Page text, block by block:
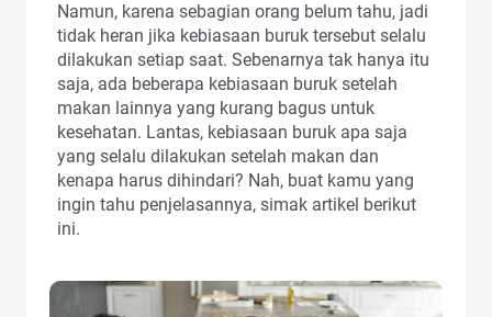
Namun, karena sebagian orang belum tahu, jadi
tidak heran jika kebiasaan buruk tersebut selalu
dilakukan setiap saat. Sebenarnya tak hanya itu
saja, ada beberapa kebiasaan buruk setelah
makan lainnya yang kurang bagus untuk
kesehatan. Lantas, kebiasaan buruk apa saja
yang selalu dilakukan setelah makan dan
kenapa harus dihindari? Nah, buat kamu yang
ingin tahu penjelasannya, simak artikel berikut
ini.